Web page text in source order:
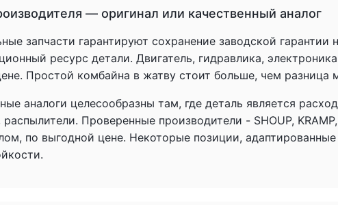
— оригинал или качественный аналог
запчасти гарантируют сохранение заводской гарантии
ресурс детали. Двигатель, гидравлика,
Простой комбайна в жатву стоит больше, чем разница
аналоги целесообразны там, где деталь является
Проверенные производители - SHOUP,
по выгодной цене. Некоторые позиции,